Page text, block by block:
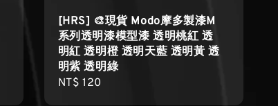
[HRS] 🎨現貨 Modo摩多製漆M
系列透明漆模型漆 透明桃紅 透
明紅 透明橙 透明天藍 透明黃 透
明紫 透明綠
Regular
NT$ 120